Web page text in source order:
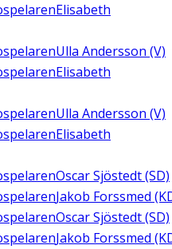
Elisabeth
Ulla Andersson (V)
Elisabeth
Ulla Andersson (V)
Elisabeth
Oscar Sjöstedt (SD)
Jakob Forssmed
Oscar Sjöstedt (SD)
Jakob Forssmed